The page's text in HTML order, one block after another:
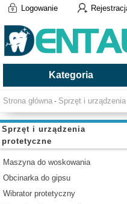
Logowanie
Kategoria
Strona główna - Sprzęt i
Sprzęt i urządzenia
protetyczne
Maszyna do woskowania
Obcinarka do gipsu
Wibrator protetyczny